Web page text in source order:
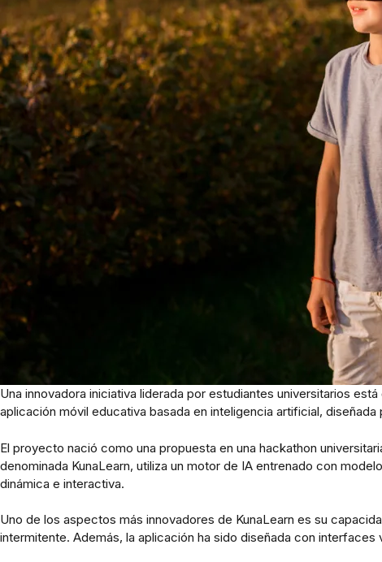
Una innovadora iniciativa liderada por estudiantes universitarios
aplicación móvil educativa basada en inteligencia artificial,
El proyecto nació como una propuesta en una hackathon
denominada KunaLearn, utiliza un motor de IA entrenado con
dinámica e interactiva.
Uno de los aspectos más innovadores de KunaLearn es su
intermitente. Además, la aplicación ha sido diseñada con